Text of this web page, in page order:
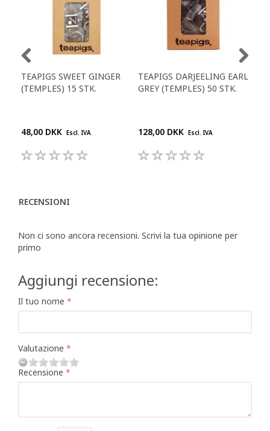
TEAPIGS SWEET GINGER
(TEMPLES) 15 STK.
48,00 DKK Escl. IVA
TEAPIGS DARJEELING EARL
GREY (TEMPLES) 50 STK.
128,00 DKK Escl. IVA
RECENSIONI
Non ci sono ancora recensioni. Scrivi la tua opinione per
primo
Aggiungi recensione:
Il tuo nome
Valutazione
Recensione